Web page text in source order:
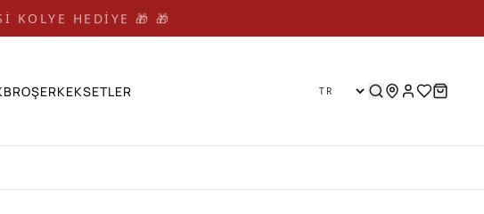
KOLYE HEDİYE 🎁 🎁
BROŞERKEKSETLER